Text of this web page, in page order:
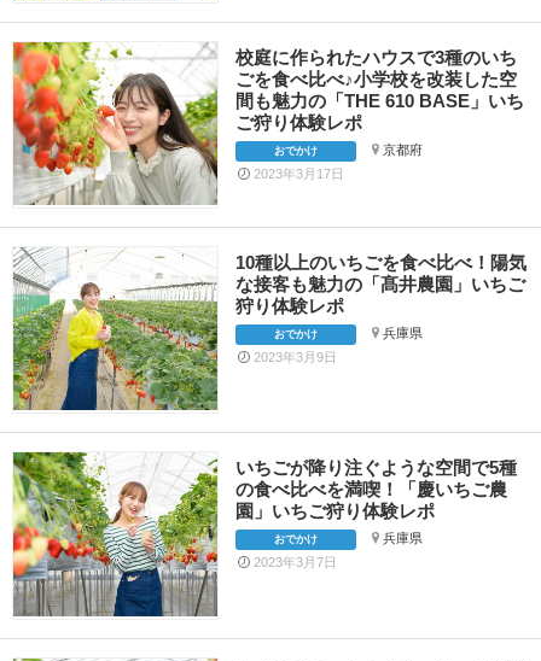
校庭に作られたハウスで3種のいち
ごを食べ比べ♪小学校を改装した空
間も魅力の「THE 610 BASE」いち
ご狩り体験レポ
おでかけ
京都府
2023年3月17日
10種以上のいちごを食べ比べ！陽気
な接客も魅力の「髙井農園」いちご
狩り体験レポ
おでかけ
兵庫県
2023年3月9日
いちごが降り注ぐような空間で5種
の食べ比べを満喫！「慶いちご農
園」いちご狩り体験レポ
おでかけ
兵庫県
2023年3月7日